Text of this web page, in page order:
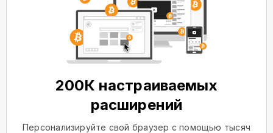
200К настраиваемых
расширений
Персонализируйте свой браузер с помощью тысяч